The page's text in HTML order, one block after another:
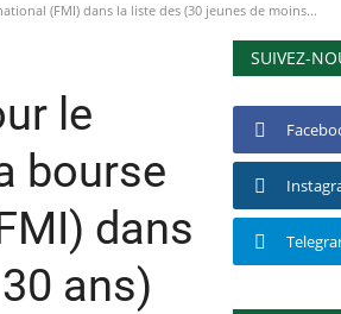
(FMI) dans la liste des (30 jeunes de moins...
le
bourse
dans
ans)
SUIVEZ-